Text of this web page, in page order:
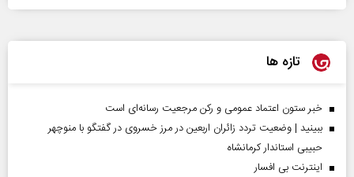
تازه ها
خبر ستون اعتماد عمومی و رکن مرجعیت رسانه‌ای است
ببینید | وضعیت تردد زائران اربعین در مرز خسروی در گفتگو با منوچهر
حبیبی استاندار کرمانشاه
اینترنت بی افسار